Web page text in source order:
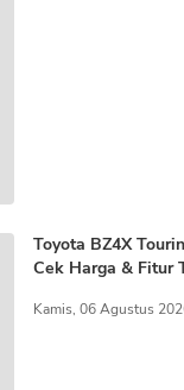
Toyota BZ4X
Cek Harga & Fitur
Kamis, 06 Agustus